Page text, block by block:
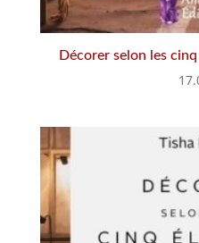
Décorer selon les